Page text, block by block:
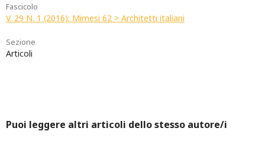
Fascicolo
V. 29 N. 1 (2016): Mimesi 62 > Architetti italiani
Sezione
Articoli
Puoi leggere altri articoli dello stesso autore/i